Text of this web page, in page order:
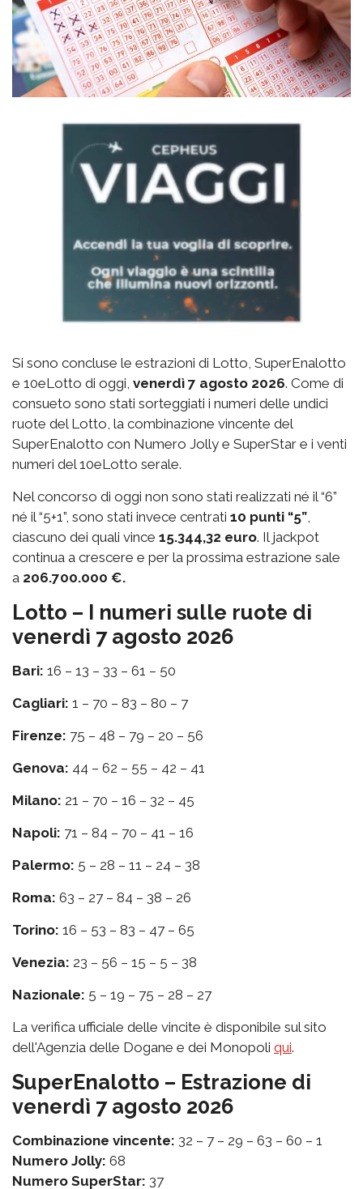
Si sono concluse le estrazioni di Lotto, SuperEnalotto
e 10eLotto di oggi, venerdì 7 agosto 2026. Come di
consueto sono stati sorteggiati i numeri delle undici
ruote del Lotto, la combinazione vincente del
SuperEnalotto con Numero Jolly e SuperStar e i venti
numeri del 10eLotto serale.
Nel concorso di oggi non sono stati realizzati né il “6”
né il “5+1”, sono stati invece centrati 10 punti “5”,
ciascuno dei quali vince 15.344,32 euro. Il jackpot
continua a crescere e per la prossima estrazione sale
a 206.700.000 €.
Lotto – I numeri sulle ruote di
venerdì 7 agosto 2026
Bari: 16 – 13 – 33 – 61 – 50
Cagliari: 1 – 70 – 83 – 80 – 7
Firenze: 75 – 48 – 79 – 20 – 56
Genova: 44 – 62 – 55 – 42 – 41
Milano: 21 – 70 – 16 – 32 – 45
Napoli: 71 – 84 – 70 – 41 – 16
Palermo: 5 – 28 – 11 – 24 – 38
Roma: 63 – 27 – 84 – 38 – 26
Torino: 16 – 53 – 83 – 47 – 65
Venezia: 23 – 56 – 15 – 5 – 38
Nazionale: 5 – 19 – 75 – 28 – 27
La verifica ufficiale delle vincite è disponibile sul sito
dell'Agenzia delle Dogane e dei Monopoli qui.
SuperEnalotto – Estrazione di
venerdì 7 agosto 2026
Combinazione vincente: 32 – 7 – 29 – 63 – 60 – 1
Numero Jolly: 68
Numero SuperStar: 37